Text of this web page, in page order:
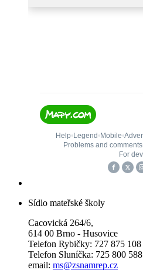
Sídlo mateřské školy
Cacovická 264/6,
614 00 Brno - Husovice
Telefon Rybičky: 727 875 108
Telefon Sluníčka: 725 800 588
email: ms@zsnamrep.cz